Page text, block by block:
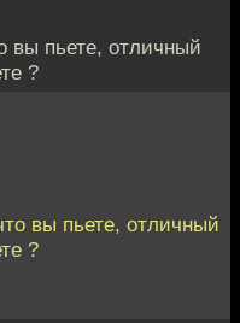
пьете, отличный
?
вы пьете, отличный
?